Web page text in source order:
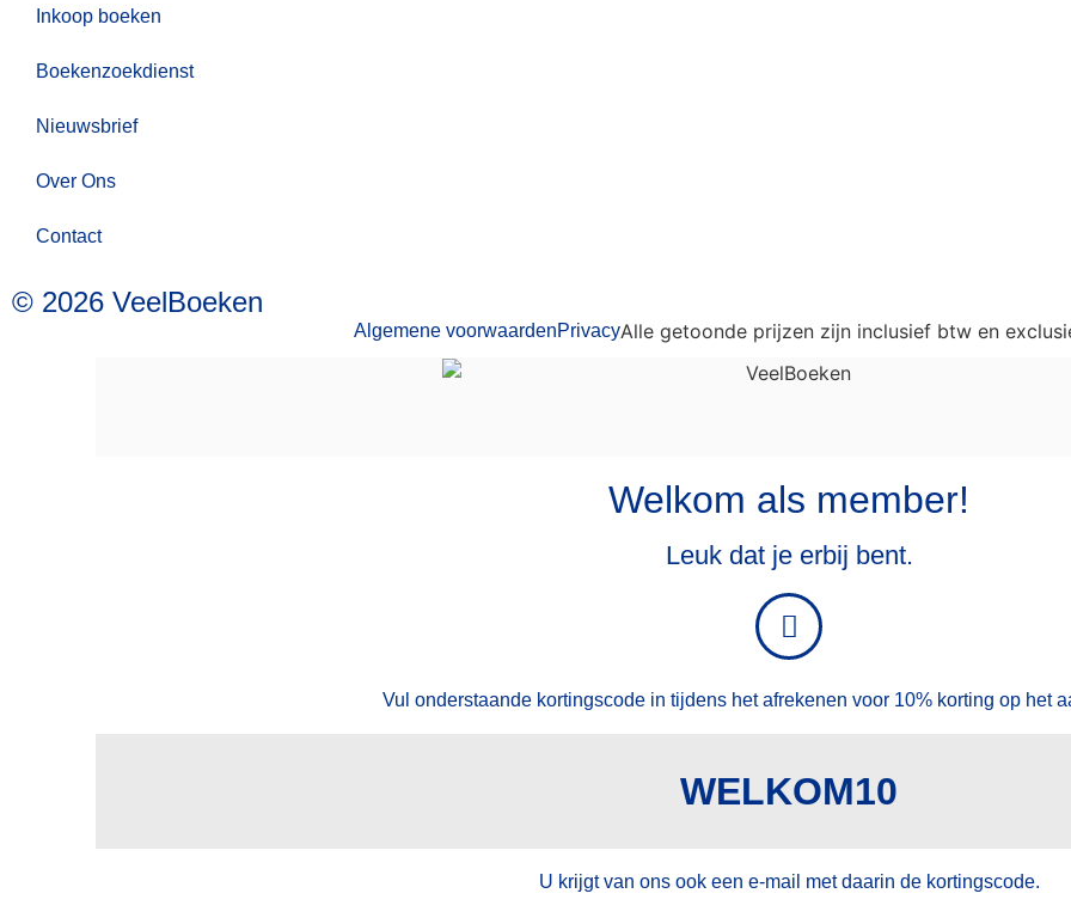
Inkoop boeken
Boekenzoekdienst
Nieuwsbrief
Over Ons
Contact
© 2026 VeelBoeken
Algemene voorwaardenPrivacyAlle getoonde prijzen zijn inclusief btw en
Welkom als member!
Leuk dat je erbij bent.
Vul onderstaande kortingscode in tijdens het afrekenen voor 10% korting op het
WELKOM10
U krijgt van ons ook een e-mail met daarin de kortingscode.